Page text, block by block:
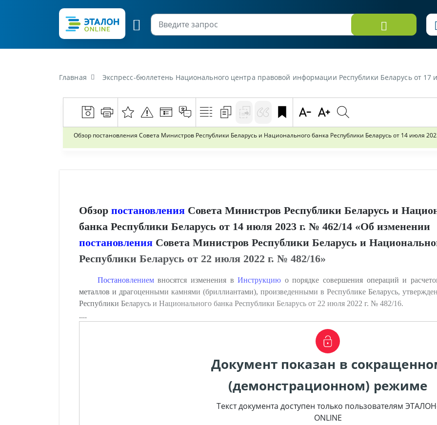
Главная Экспресс-бюллетень Национального центра правовой информации Республики Беларусь от 17 июля 2023 г. «Обзор постановления Совета Министров Республики Беларусь и Национального банка Республики Беларусь от 14 июля 2023 г. № 462/14 "Об изменении
Обзор постановления Совета Министров Республики Беларусь и Национального банка Республики Беларусь от 14 июля
Обзор постановления Совета Министров Республики Беларусь и
банка Республики Беларусь от 14 июля 2023 г. № 462/14 «Об изменении
постановления Совета Министров Республики Беларусь и
Республики Беларусь от 22 июля 2022 г. № 482/16»
Постановлениемвносятся изменения вИнструкцию о порядке совершения операций и
металлов и драгоценными камнями (бриллиантами), произведенными в Республике Беларусь,
Республики Беларусь и Национального банка Республики Беларусь от 22 июля 2022 г. № 482/16.
....
Документ показан в
(демонстрационном) режиме
Текст документа доступен только пользователям
ONLINE